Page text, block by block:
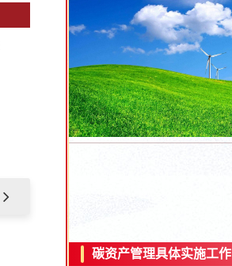
碳资产管理具体实施工作